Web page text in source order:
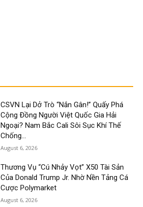
CSVN Lại Dở Trò “Nắn Gân!” Quấy Phá
Cộng Đồng Người Việt Quốc Gia Hải
Ngoại? Nam Bắc Cali Sôi Sục Khí Thế
Chống...
August 6, 2026
Thương Vụ “Cú Nhảy Vọt” X50 Tài Sản
Của Donald Trump Jr. Nhờ Nền Tảng Cá
Cược Polymarket
August 6, 2026